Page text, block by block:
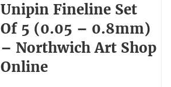
Unipin Fineline Set
Of 5 (0.05 – 0.8mm)
– Northwich Art Shop
Online